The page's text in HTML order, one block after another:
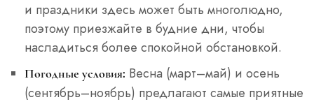
и праздники здесь может быть многолюдно,
поэтому приезжайте в будние дни, чтобы
насладиться более спокойной обстановкой.
Погодные условия: Весна (март–май) и осень
(сентябрь–ноябрь) предлагают самые приятные